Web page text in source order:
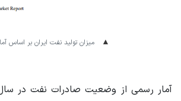
میزان تولید نفت ایران بر اساس
آمار رسمی از وضعیت صادرات نفت در